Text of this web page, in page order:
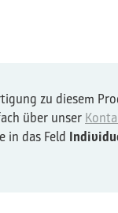
zu diesem
über unser
in das Feld